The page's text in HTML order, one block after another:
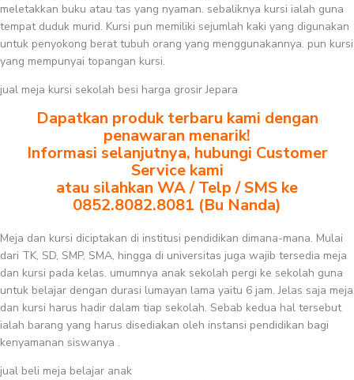
meletakkan buku atau tas yang nyaman. sebaliknya kursi ialah guna
tempat duduk murid. Kursi pun memiliki sejumlah kaki yang digunakan
untuk penyokong berat tubuh orang yang menggunakannya. pun kursi
yang mempunyai topangan kursi.
jual meja kursi sekolah besi harga grosir Jepara
Dapatkan produk terbaru kami dengan
penawaran menarik!
Informasi selanjutnya, hubungi Customer
Service kami
atau silahkan WA / Telp / SMS ke
0852.8082.8081 (Bu Nanda)
Meja dan kursi diciptakan di institusi pendidikan dimana-mana. Mulai
dari TK, SD, SMP, SMA, hingga di universitas juga wajib tersedia meja
dan kursi pada kelas. umumnya anak sekolah pergi ke sekolah guna
untuk belajar dengan durasi lumayan lama yaitu 6 jam. Jelas saja meja
dan kursi harus hadir dalam tiap sekolah. Sebab kedua hal tersebut
ialah barang yang harus disediakan oleh instansi pendidikan bagi
kenyamanan siswanya .
jual beli meja belajar anak